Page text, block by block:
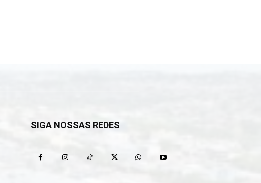
SIGA NOSSAS REDES